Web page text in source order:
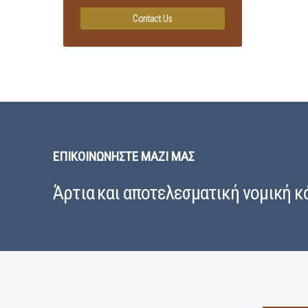
Contact Us
ΕΠΙΚΟΙΝΩΝΉΣΤΕ ΜΑΖΊ ΜΑΣ
Άρτια και αποτελεσματική νομική